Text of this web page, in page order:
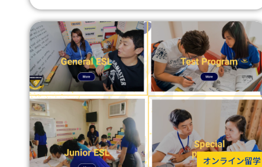
オンライン留学